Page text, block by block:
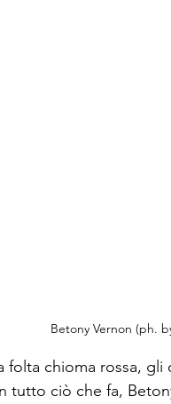
Betony Vernon (ph.
folta chioma rossa,
tutto ciò che fa,